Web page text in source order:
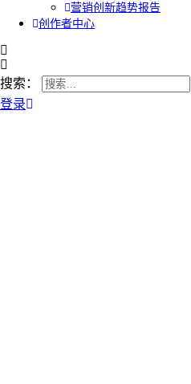
营销创新趋势报告
创作者中心
搜索：
登录